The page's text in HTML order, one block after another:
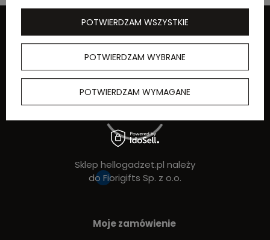
Sklep hellogadzet.pl należy
do Fiorigifts Sp. z o.o.
Moje zamówienie
POTWIERDZAM WYBRANE
POTWIERDZAM WYMAGANE
POTWIERDZAM WSZYSTKIE